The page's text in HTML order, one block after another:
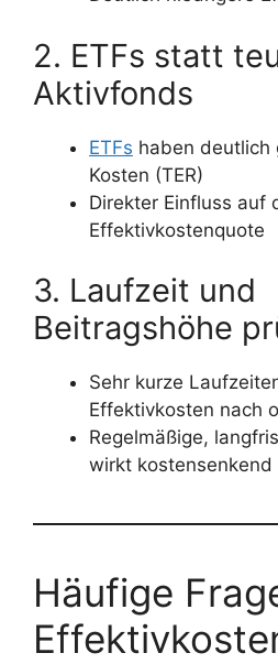
2. ETFs statt
Aktivfonds
ETFs haben deutlich
Kosten (TER)
Direkter Einfluss auf
Effektivkostenquote
3. Laufzeit und
Beitragshöhe
Sehr kurze
Effektivkosten nach
Regelmäßige,
wirkt kostensenkend
Häufige